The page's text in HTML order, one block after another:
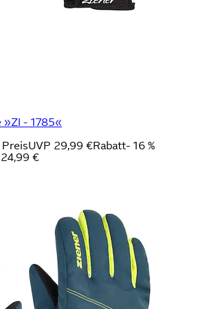
»ZI - 1785«
UVP 29,99 €Rabatt- 16 %
24,99 €